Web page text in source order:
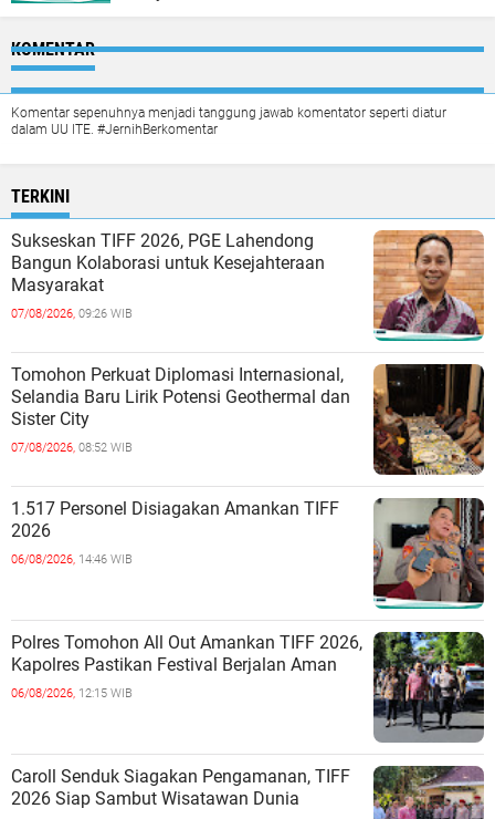
KOMENTAR
Komentar sepenuhnya menjadi tanggung jawab komentator seperti diatur
dalam UU ITE. #JernihBerkomentar
TERKINI
Sukseskan TIFF 2026, PGE Lahendong
Bangun Kolaborasi untuk Kesejahteraan
Masyarakat
07/08/2026, 09:26 WIB
Tomohon Perkuat Diplomasi Internasional,
Selandia Baru Lirik Potensi Geothermal dan
Sister City
07/08/2026, 08:52 WIB
1.517 Personel Disiagakan Amankan TIFF
2026
06/08/2026, 14:46 WIB
Polres Tomohon All Out Amankan TIFF 2026,
Kapolres Pastikan Festival Berjalan Aman
06/08/2026, 12:15 WIB
Caroll Senduk Siagakan Pengamanan, TIFF
2026 Siap Sambut Wisatawan Dunia